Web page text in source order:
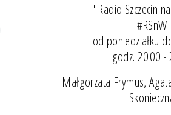
"Radio Szczecin
#RSnW
od poniedziałku
godz. 20.00 -
Małgorzata Frymus,